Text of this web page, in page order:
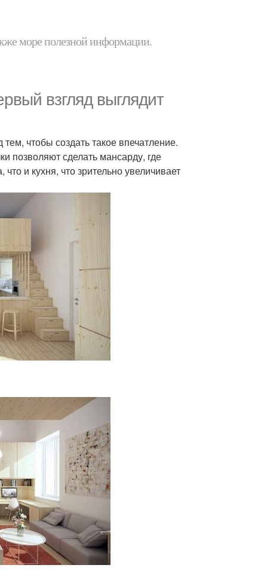
море полезной информации.
взгляд выглядит
чтобы создать такое впечатление.
позволяют сделать мансарду, где
и кухня, что зрительно увеличивает